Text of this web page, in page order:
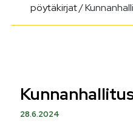
pöytäkirjat/
28.6.2024